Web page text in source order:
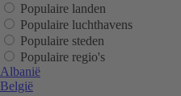
Populaire landen
Populaire luchthavens
Populaire steden
Populaire regio's
Albanië
België